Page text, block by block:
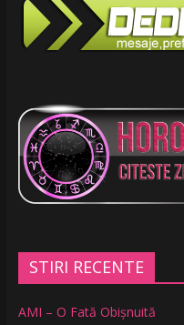
STIRI RECENTE
AMI – O Fată Obişnuită